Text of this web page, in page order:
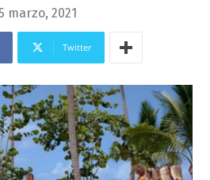
marzo, 2021
Twitter